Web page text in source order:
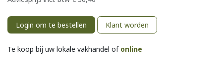
Login om te bestellen Klant worden
Te koop bij uw lokale vakhandel of online